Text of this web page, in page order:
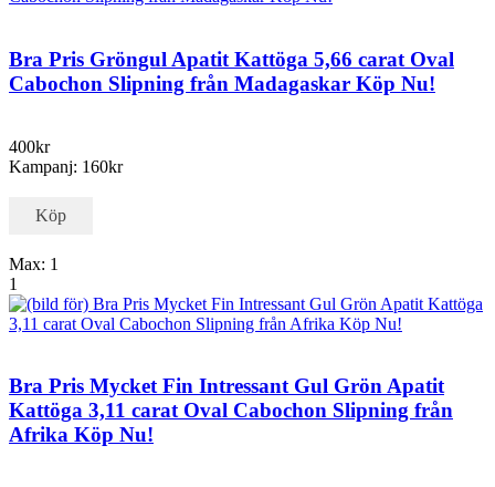
Bra Pris Gröngul Apatit Kattöga 5,66 carat Oval
Cabochon Slipning från Madagaskar Köp Nu!
400kr
Kampanj: 160kr
Köp
Max: 1
1
Bra Pris Mycket Fin Intressant Gul Grön Apatit
Kattöga 3,11 carat Oval Cabochon Slipning från
Afrika Köp Nu!